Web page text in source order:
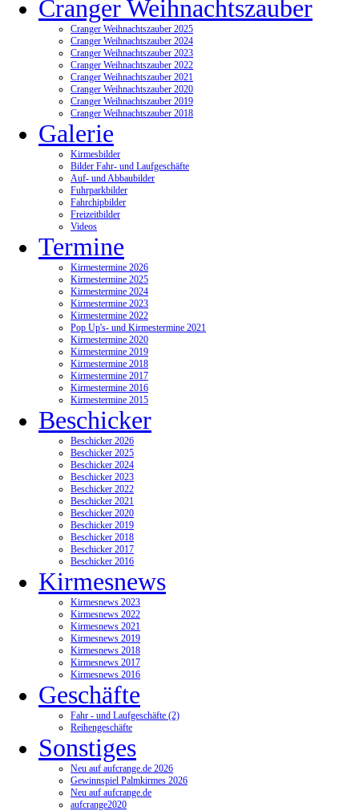
Cranger Weihnachtszauber
Cranger Weihnachtszauber 2025
Cranger Weihnachtszauber 2024
Cranger Weihnachtszauber 2023
Cranger Weihnachtszauber 2022
Cranger Weihnachtszauber 2021
Cranger Weihnachtszauber 2020
Cranger Weihnachtszauber 2019
Cranger Weihnachtszauber 2018
Galerie
Kirmesbilder
Bilder Fahr- und Laufgeschäfte
Auf- und Abbaubilder
Fuhrparkbilder
Fahrchipbilder
Freizeitbilder
Videos
Termine
Kirmestermine 2026
Kirmestermine 2025
Kirmestermine 2024
Kirmestermine 2023
Kirmestermine 2022
Pop Up's- und Kirmestermine 2021
Kirmestermine 2020
Kirmestermine 2019
Kirmestermine 2018
Kirmestermine 2017
Kirmestermine 2016
Kirmestermine 2015
Beschicker
Beschicker 2026
Beschicker 2025
Beschicker 2024
Beschicker 2023
Beschicker 2022
Beschicker 2021
Beschicker 2020
Beschicker 2019
Beschicker 2018
Beschicker 2017
Beschicker 2016
Kirmesnews
Kirmesnews 2023
Kirmesnews 2022
Kirmesnews 2021
Kirmesnews 2019
Kirmesnews 2018
Kirmesnews 2017
Kirmesnews 2016
Geschäfte
Fahr - und Laufgeschäfte (2)
Reihengeschäfte
Sonstiges
Neu auf aufcrange.de 2026
Gewinnspiel Palmkirmes 2026
Neu auf aufcrange.de
aufcrange2020